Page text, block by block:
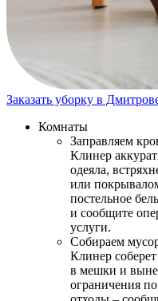
Заказать уборку в
Комнаты
Заправляем
Клинер
одеяла,
или
постельное
и сообщите
услуги.
Собираем
Клинер
в мешки и
ограничения